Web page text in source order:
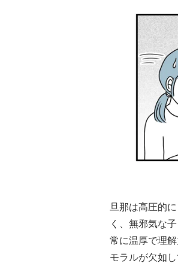
旦那は高圧的
く、無邪気な
常に温厚で理
モラルが欠如